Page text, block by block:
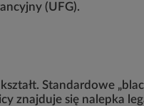
(UFG).
Standardowe
znajduje się nalepka